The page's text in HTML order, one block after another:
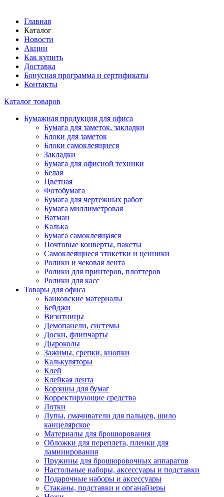
Главная
Каталог
Новости
Акции
Как купить
Доставка
Бонусная программа и сертификаты
Контакты
Каталог товаров
Бумажная продукция для офиса
Бумага для заметок, закладки
Блоки для заметок
Блоки самоклеящиеся
Закладки
Бумага для офисной техники
Белая
Цветная
Фотобумага
Бумага для чертежных работ
Бумага миллиметровая
Ватман
Калька
Бумага самоклеящаяся
Почтовые конверты, пакеты
Самоклеящиеся этикетки и ценники
Ролики и чековая лента
Ролики для принтеров, плоттеров
Ролики для касс
Товары для офиса
Банковские материалы
Бейджи
Визитницы
Демопанели, системы
Доски, флипчарты
Дыроколы
Зажимы, срепки, кнопки
Калькуляторы
Клей
Клейкая лента
Корзины для бумаг
Корректирующие средства
Лотки
Лупы, смачиватели для пальцев, шило
канцелярское
Материалы для брошюрования
Обложки для переплета, пленки для
ламинирования
Пружины для брошюровочных аппаратов
Настольные наборы, аксессуары и подставки
Подарочные наборы и аксессуары
Стаканы, подставки и органайзеры